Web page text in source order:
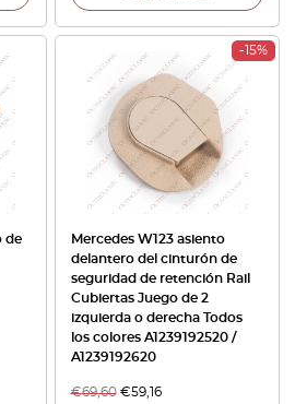
de
-15%
Mercedes W123 asiento
delantero del cinturón de
seguridad de retención Rail
Cubiertas Juego de 2
izquierda o derecha Todos
los colores A1239192520 /
A1239192620
€69,60 €59,16